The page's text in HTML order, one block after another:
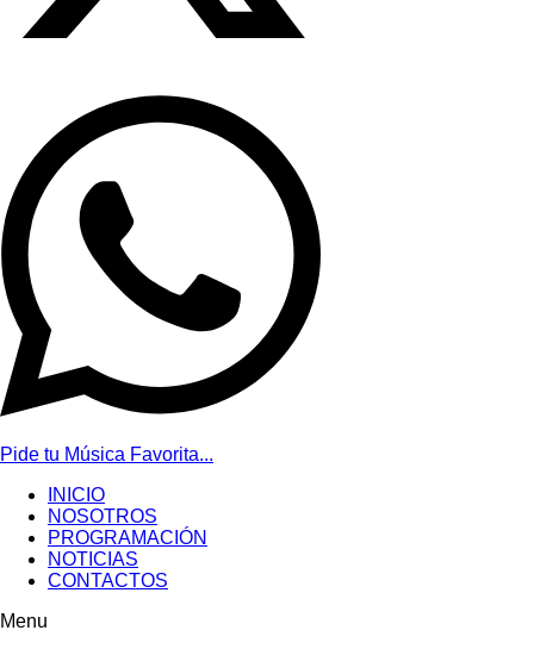
Pide tu Música Favorita...
INICIO
NOSOTROS
PROGRAMACIÓN
NOTICIAS
CONTACTOS
Menu